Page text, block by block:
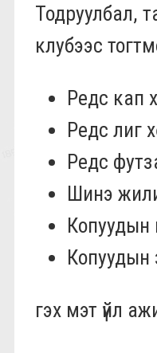
Тодруулбал,
клубээс
Редс кап
Редс лиг
Редс
Шинэ
Копуудын
Копуудын
гэх мэт үйл